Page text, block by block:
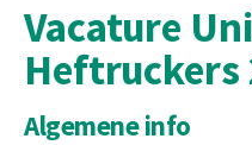
Vacature
Heftruckers
Algemene info